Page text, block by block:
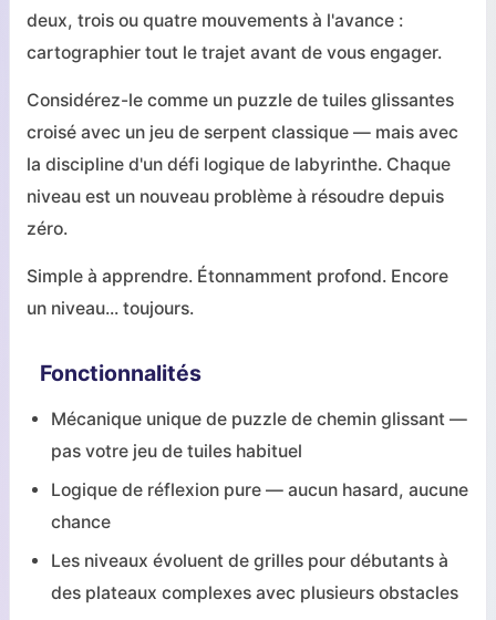
deux, trois ou quatre mouvements à l'avance :
cartographier tout le trajet avant de vous engager.
Considérez-le comme un puzzle de tuiles glissantes
croisé avec un jeu de serpent classique — mais avec
la discipline d'un défi logique de labyrinthe. Chaque
niveau est un nouveau problème à résoudre depuis
zéro.
Simple à apprendre. Étonnamment profond. Encore
un niveau... toujours.
Fonctionnalités
Mécanique unique de puzzle de chemin glissant —
pas votre jeu de tuiles habituel
Logique de réflexion pure — aucun hasard, aucune
chance
Les niveaux évoluent de grilles pour débutants à
des plateaux complexes avec plusieurs obstacles